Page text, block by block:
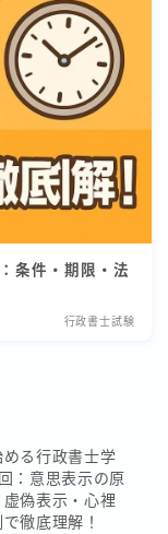
条件・期限・法
行政書士試験
る行政書士学
：意思表示の原
偽表示・心裡
徹底理解！